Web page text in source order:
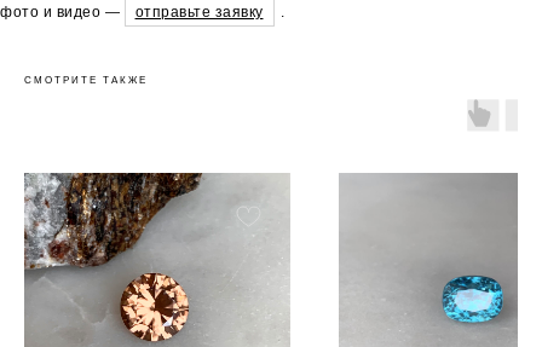
фото и видео —
отправьте заявку
СМОТРИТЕ ТАКЖЕ